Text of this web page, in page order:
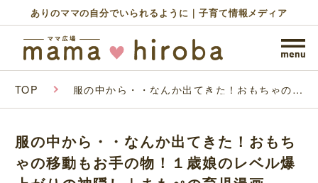
ありのママの自分でいられるように｜子育て情報メディア
TOP 服の中から・・なんか出てきた！おもちゃの移
し｜まもぺの育児漫画
服の中から・・なんか出てきた！おもち
ゃの移動もお手の物！１歳娘のレベル爆